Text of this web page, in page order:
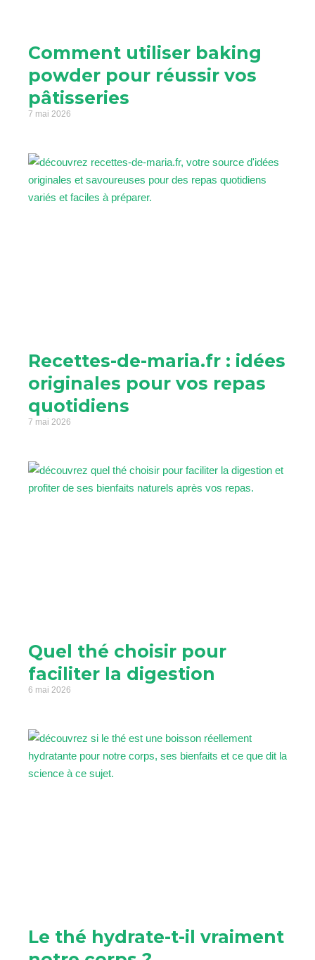
Comment utiliser baking
powder pour réussir vos
pâtisseries
7 mai 2026
Recettes-de-maria.fr : idées
originales pour vos repas
quotidiens
7 mai 2026
Quel thé choisir pour
faciliter la digestion
6 mai 2026
Le thé hydrate-t-il vraiment